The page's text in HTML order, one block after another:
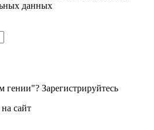
данных
гении"? Зарегистрируйтесь
сайт